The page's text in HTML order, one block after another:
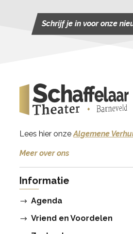
Schrijf je in voor onze
Lees hier onzeAlgemene
Meer over ons
Informatie
Agenda
Vriend en Voordelen